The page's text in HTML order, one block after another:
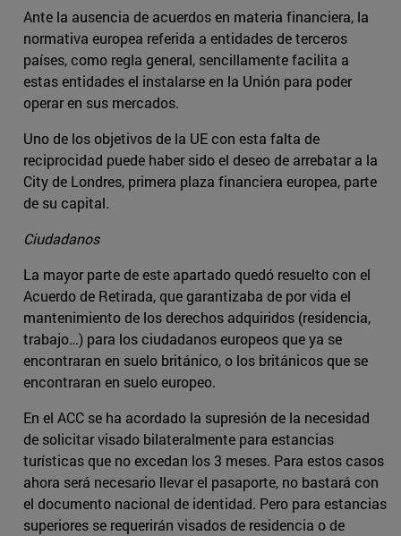
Ante la ausencia de acuerdos en materia financiera, la
normativa europea referida a entidades de terceros
países, como regla general, sencillamente facilita a
estas entidades el instalarse en la Unión para poder
operar en sus mercados.
Uno de los objetivos de la UE con esta falta de
reciprocidad puede haber sido el deseo de arrebatar a la
City de Londres, primera plaza financiera europea, parte
de su capital.
Ciudadanos
La mayor parte de este apartado quedó resuelto con el
Acuerdo de Retirada, que garantizaba de por vida el
mantenimiento de los derechos adquiridos (residencia,
trabajo…) para los ciudadanos europeos que ya se
encontraran en suelo británico, o los británicos que se
encontraran en suelo europeo.
En el ACC se ha acordado la supresión de la necesidad
de solicitar visado bilateralmente para estancias
turísticas que no excedan los 3 meses. Para estos casos
ahora será necesario llevar el pasaporte, no bastará con
el documento nacional de identidad. Pero para estancias
superiores se requerirán visados de residencia o de